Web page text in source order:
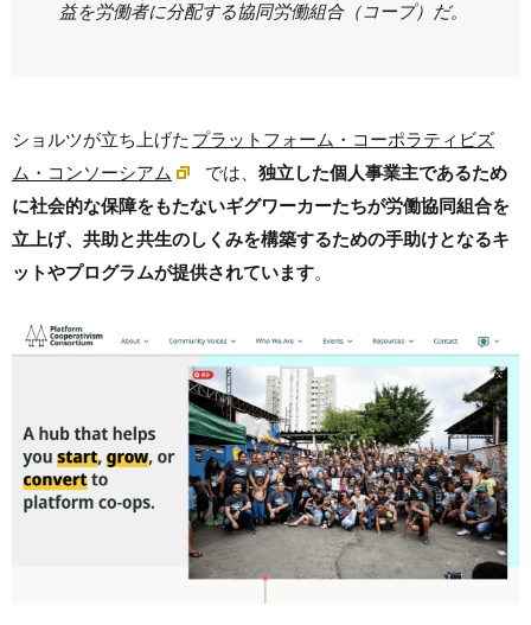
益を労働者に分配する協同労働組合（コープ）だ。
ショルツが立ち上げた プラットフォーム・コーポラティビズ
ム・コンソーシアム
では、 独立した個人事業主であるため
に社会的な保障をもたないギグワーカーたちが労働協同組合を
立上げ、共助と共生のしくみを構築するための手助けとなるキ
ットやプログラムが提供されています。